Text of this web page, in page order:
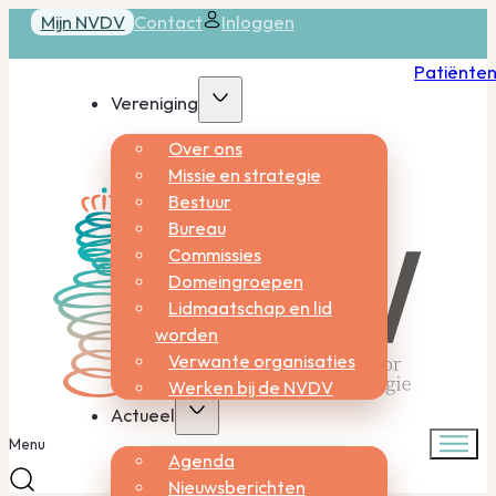
Mijn NVDV Contact Inloggen
Vereniging
Over ons
Missie en strategie
Bestuur
Bureau
Commissies
Domeingroepen
Lidmaatschap en lid
worden
Verwante organisaties
Werken bij de NVDV
Actueel
Agenda
Nieuwsberichten
Menu